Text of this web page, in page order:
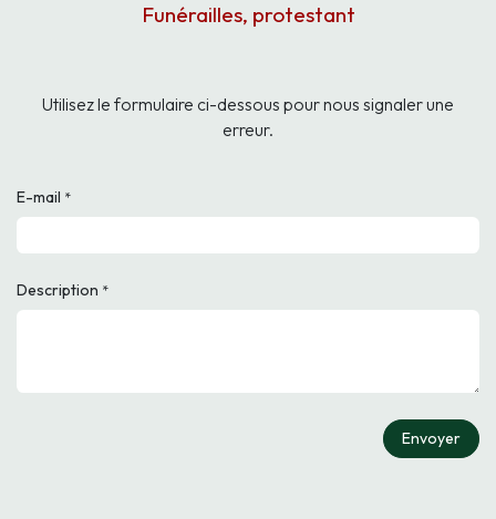
Funérailles, protestant
Utilisez le formulaire ci-dessous pour nous signaler une
erreur.
E-mail *
Description *
Envoyer